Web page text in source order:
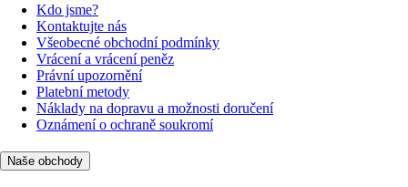
Kdo jsme?
Kontaktujte nás
Všeobecné obchodní podmínky
Vrácení a vrácení peněz
Právní upozornění
Platební metody
Náklady na dopravu a možnosti doručení
Oznámení o ochraně soukromí
Naše obchody